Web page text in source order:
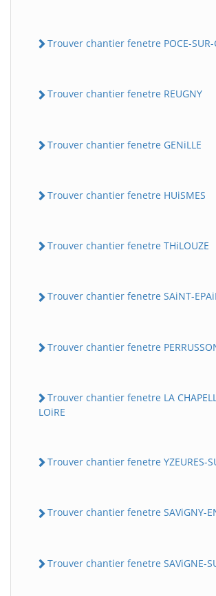
Trouver chantier fenetre POCE-SUR-
Trouver chantier fenetre REUGNY
Trouver chantier fenetre GENiLLE
Trouver chantier fenetre HUiSMES
Trouver chantier fenetre THiLOUZE
Trouver chantier fenetre SAiNT-
Trouver chantier fenetre
Trouver chantier fenetre LA
LOiRE
Trouver chantier fenetre YZEURES-
Trouver chantier fenetre SAViGNY-
Trouver chantier fenetre SAViGNE-